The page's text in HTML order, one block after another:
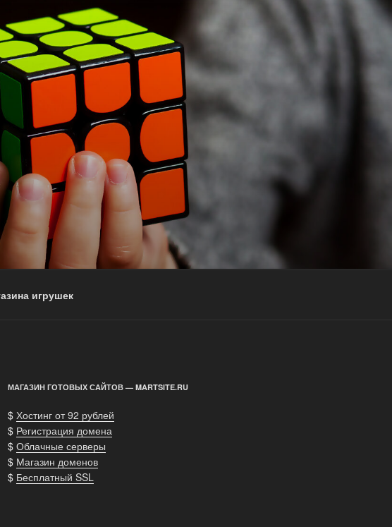
игрушек
МАГАЗИН ГОТОВЫХ САЙТОВ — MARTSITE.RU
$ Хостинг от 92 рублей
$ Регистрация домена
$ Облачные серверы
$ Магазин доменов
$ Бесплатный SSL